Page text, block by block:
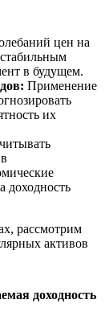
цен на
в будущем.
Применение
их
доходность
рассмотрим
активов
доходность